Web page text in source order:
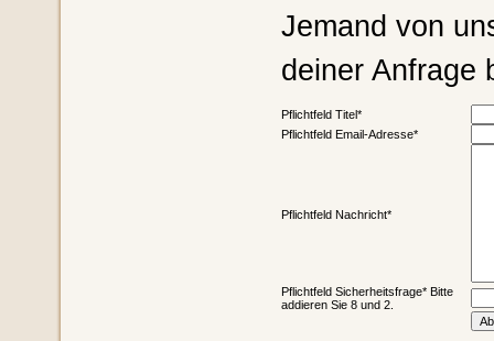
Jemand von
deiner Anfrage
Pflichtfeld Titel*
Pflichtfeld Email-Adresse*
Pflichtfeld Nachricht*
Pflichtfeld Sicherheitsfrage* Bitte
addieren Sie 8 und 2.